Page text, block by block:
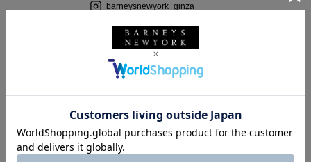
barneysnewyork_ginza
ブルーではなくグレーのデニムでシックな雰囲気に。